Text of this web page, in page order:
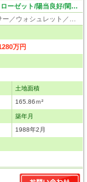
正味土地50坪/カーポート付カースペース1台/ウォークインクローゼット/陽当良好/閑静な住宅地
万円
土地面積
165.86ｍ²
築年月
1988年2月